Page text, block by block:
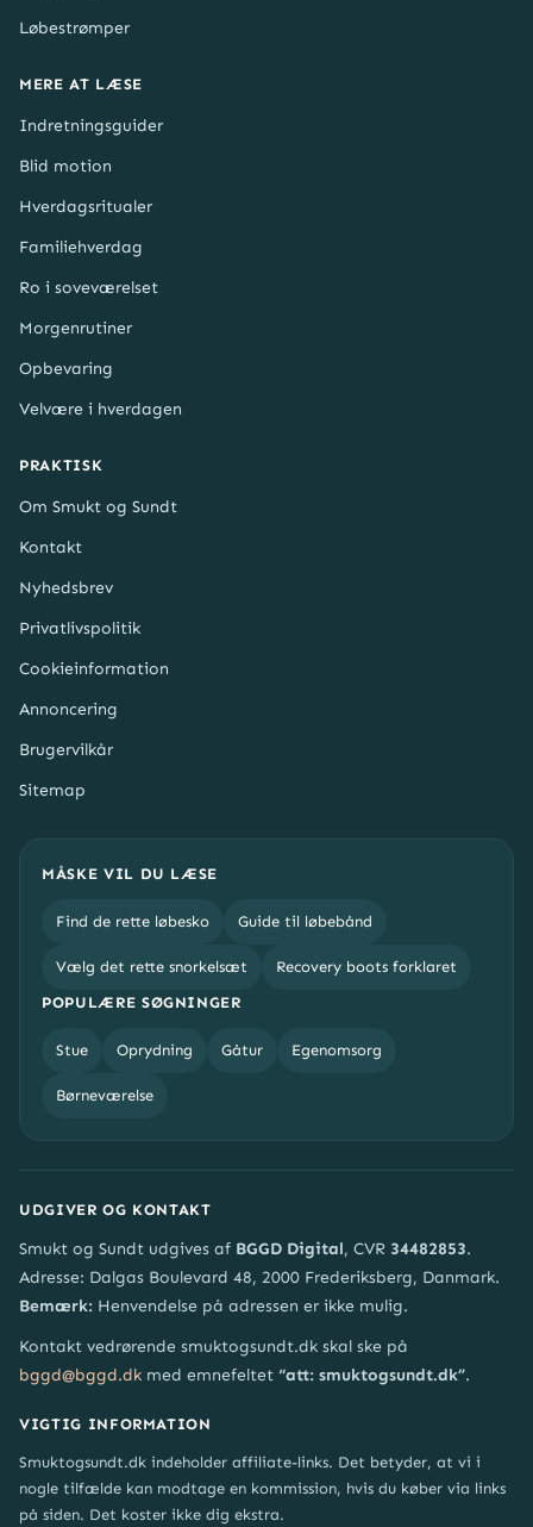
Løbestrømper
MERE AT LÆSE
Indretningsguider
Blid motion
Hverdagsritualer
Familiehverdag
Ro i soveværelset
Morgenrutiner
Opbevaring
Velvære i hverdagen
PRAKTISK
Om Smukt og Sundt
Kontakt
Nyhedsbrev
Privatlivspolitik
Cookieinformation
Annoncering
Brugervilkår
Sitemap
MÅSKE VIL DU LÆSE
Find de rette løbesko Guide til løbebånd
Vælg det rette snorkelsæt
Recovery boots forklaret
POPULÆRE SØGNINGER
Stue Oprydning Gåtur Egenomsorg
Børneværelse
UDGIVER OG KONTAKT
Smukt og Sundt udgives af BGGD Digital, CVR 34482853.
Adresse: Dalgas Boulevard 48, 2000 Frederiksberg, Danmark.
Bemærk: Henvendelse på adressen er ikke mulig.
Kontakt vedrørende smuktogsundt.dk skal ske på
bggd@bggd.dk med emnefeltet “att: smuktogsundt.dk”.
VIGTIG INFORMATION
Smuktogsundt.dk indeholder affiliate-links. Det betyder, at vi i
nogle tilfælde kan modtage en kommission, hvis du køber via links
på siden. Det koster ikke dig ekstra.